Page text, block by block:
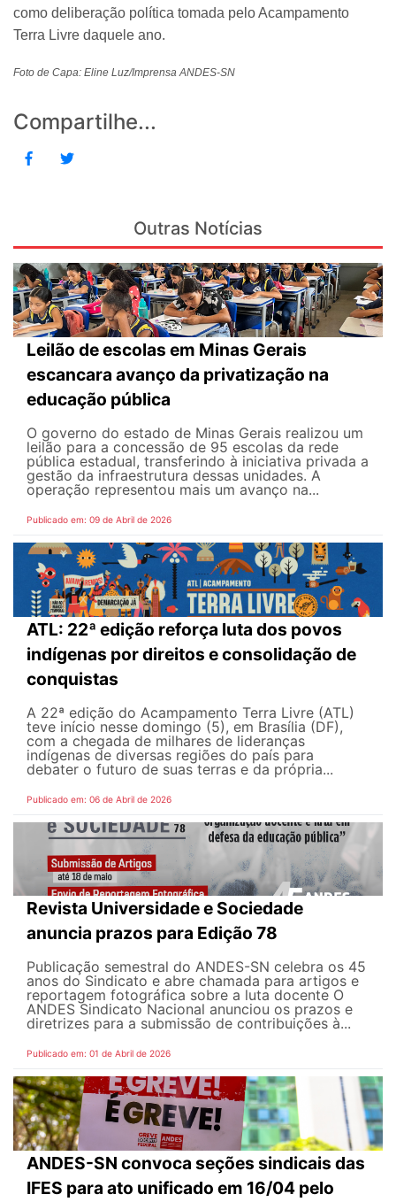
como deliberação política tomada pelo Acampamento
Terra Livre daquele ano.
Foto de Capa: Eline Luz/Imprensa ANDES-SN
Compartilhe...
Outras Notícias
Leilão de escolas em Minas Gerais
escancara avanço da privatização na
educação pública
O governo do estado de Minas Gerais realizou um
leilão para a concessão de 95 escolas da rede
pública estadual, transferindo à iniciativa privada a
gestão da infraestrutura dessas unidades. A
operação representou mais um avanço na...
Publicado em: 09 de Abril de 2026
ATL: 22ª edição reforça luta dos povos
indígenas por direitos e consolidação de
conquistas
A 22ª edição do Acampamento Terra Livre (ATL)
teve início nesse domingo (5), em Brasília (DF),
com a chegada de milhares de lideranças
indígenas de diversas regiões do país para
debater o futuro de suas terras e da própria...
Publicado em: 06 de Abril de 2026
Revista Universidade e Sociedade
anuncia prazos para Edição 78
Publicação semestral do ANDES-SN celebra os 45
anos do Sindicato e abre chamada para artigos e
reportagem fotográfica sobre a luta docente O
ANDES Sindicato Nacional anunciou os prazos e
diretrizes para a submissão de contribuições à...
Publicado em: 01 de Abril de 2026
ANDES-SN convoca seções sindicais das
IFES para ato unificado em 16/04 pelo